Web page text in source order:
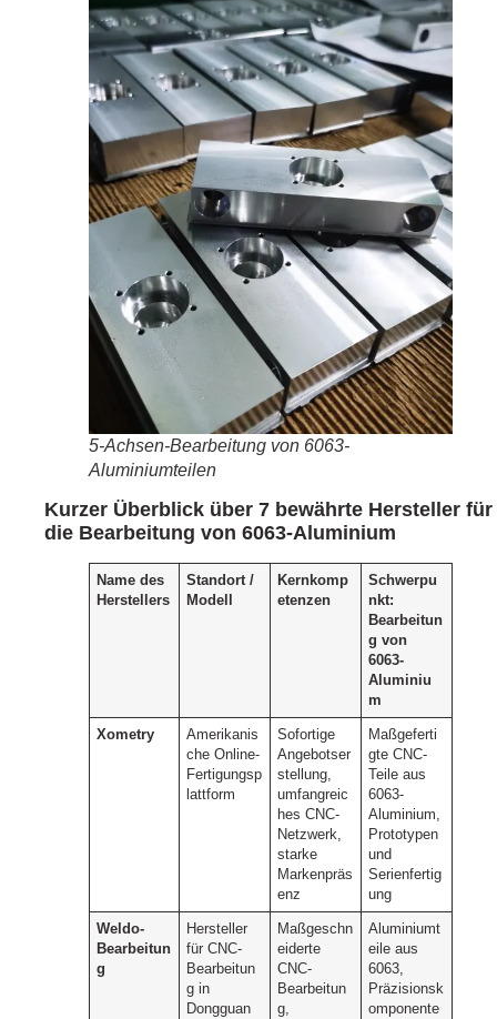
5-Achsen-Bearbeitung von 6063-
Aluminiumteilen
Kurzer Überblick über 7 bewährte Hersteller für
die Bearbeitung von 6063-Aluminium
Name des
Herstellers
Standort /
Modell
Kernkomp
etenzen
Schwerpu
nkt:
Bearbeitun
g von
6063-
Aluminiu
m
Xometry
Amerikanis
che Online-
Fertigungsp
lattform
Sofortige
Angebotser
stellung,
umfangreic
hes CNC-
Netzwerk,
starke
Markenpräs
enz
Maßgeferti
gte CNC-
Teile aus
6063-
Aluminium,
Prototypen
und
Serienfertig
ung
Weldo-
Bearbeitun
g
Hersteller
für CNC-
Bearbeitun
g in
Dongguan
Maßgeschn
eiderte
CNC-
Bearbeitun
g,
Aluminiumt
eile aus
6063,
Präzisionsk
omponente